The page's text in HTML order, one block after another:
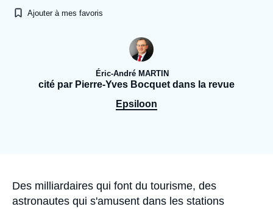
Analyses
Recherches fréquentes
Proche-Orient
Ajouter à mes favoris
Éric-André MARTIN
cité par Pierre-Yves Bocquet dans la revue
Epsiloon
Accroche
Des milliardaires qui font du tourisme, des
astronautes qui s'amusent dans les stations